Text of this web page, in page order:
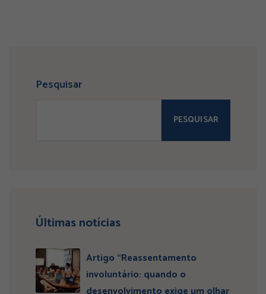
Pesquisar
PESQUISAR
Últimas notícias
Artigo “Reassentamento
involuntário: quando o